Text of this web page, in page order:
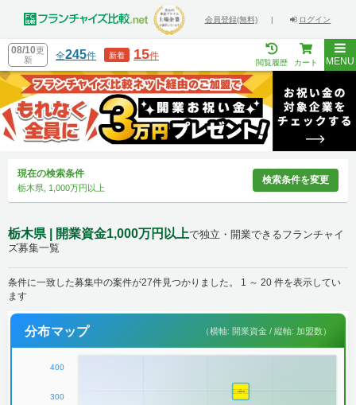
会員登録(無料) | ログイン
08/10更
新
全245件 新着 15件
閲覧履歴 カート MENU
現在の検索条件
栃木県, 1,000万円以上
検索条件を変更
栃木県 | 開業資金1,000万円以上で独立・開業できるフランチャイ
ズ募集一覧
条件に一致した募集中の案件が27件見つかりました。 1 ～ 20 件を表示してい
ます
分布マップ （横軸: 開業資金 / 縦軸: 加盟数）
400
300